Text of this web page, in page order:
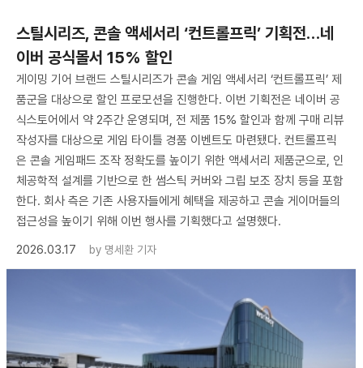
스틸시리즈, 콘솔 액세서리 ‘컨트롤프릭’ 기획전…네
이버 공식몰서 15% 할인
게이밍 기어 브랜드 스틸시리즈가 콘솔 게임 액세서리 ‘컨트롤프릭’ 제
품군을 대상으로 할인 프로모션을 진행한다. 이번 기획전은 네이버 공
식스토어에서 약 2주간 운영되며, 전 제품 15% 할인과 함께 구매 리뷰
작성자를 대상으로 게임 타이틀 경품 이벤트도 마련됐다. 컨트롤프릭
은 콘솔 게임패드 조작 정확도를 높이기 위한 액세서리 제품군으로, 인
체공학적 설계를 기반으로 한 썸스틱 커버와 그립 보조 장치 등을 포함
한다. 회사 측은 기존 사용자들에게 혜택을 제공하고 콘솔 게이머들의
접근성을 높이기 위해 이번 행사를 기획했다고 설명했다.
2026.03.17
by 명세환 기자